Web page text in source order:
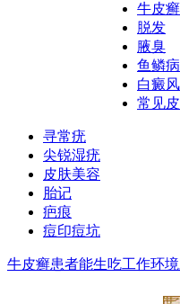
牛皮癣
脱发
腋臭
鱼鳞病
白癜风
常见
寻常疣
尖锐湿疣
皮肤美容
胎记
疤痕
痘印痘坑
牛皮癣患者能生吃工作环